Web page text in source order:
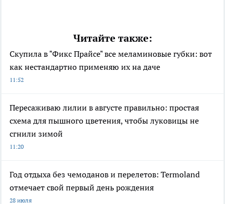
Читайте также:
Скупила в "Фикс Прайсе" все меламиновые губки: вот
как нестандартно применяю их на даче
11:52
Пересаживаю лилии в августе правильно: простая
схема для пышного цветения, чтобы луковицы не
сгнили зимой
11:20
Год отдыха без чемоданов и перелетов: Termoland
отмечает свой первый день рождения
28 июля